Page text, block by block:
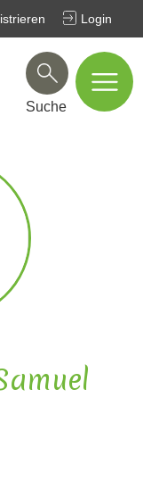
Login
Suche